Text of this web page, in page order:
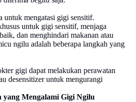
untuk mengatasi gigi sensitif.
untuk gigi sensitif, menjaga
dan menghindari makanan atau
ngilu adalah beberapa langkah yang
gigi dapat melakukan perawatan
desensitizer untuk mengurangi
yang Mengalami Gigi Ngilu